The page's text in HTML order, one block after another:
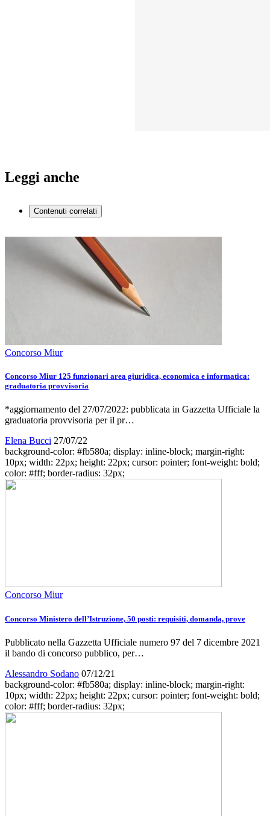
Leggi anche
Contenuti correlati
Concorso Miur
Concorso Miur 125 funzionari area giuridica, economica e informatica:
graduatoria provvisoria
*aggiornamento del 27/07/2022: pubblicata in Gazzetta Ufficiale la
graduatoria provvisoria per il pr…
Elena Bucci 27/07/22
background-color: #fb580a; display: inline-block; margin-right:
10px; width: 22px; height: 22px; cursor: pointer; font-weight: bold;
color: #fff; border-radius: 32px;
Concorso Miur
Concorso Ministero dell’Istruzione, 50 posti: requisiti, domanda, prove
Pubblicato nella Gazzetta Ufficiale numero 97 del 7 dicembre 2021
il bando di concorso pubblico, per…
Alessandro Sodano 07/12/21
background-color: #fb580a; display: inline-block; margin-right:
10px; width: 22px; height: 22px; cursor: pointer; font-weight: bold;
color: #fff; border-radius: 32px;